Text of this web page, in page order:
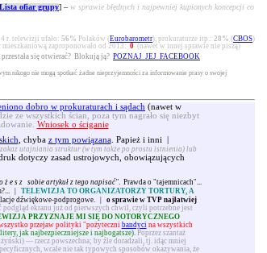
Lista ofiar grupy] – w sprawie błędnych i najpewniej kupionych koncepcji co
r. telewizji ufało: 56% Polaków (Eurobarometr), prokuraturze itp.: 28% (CBOS)
mieszkaniową zaproponowało od 2013: 0 (nawet w innej sprawie nie piszą)
przestała się otwierać? Blokują ją? POZNAJ JEJ FACEBOOK
nikogo nie mogą spotkać żadne nieprzyjemności za informowanie prasy o swojej
dobro w prokuraturach i sądach (nawet w
ze wszystkich ścian, poza tym nagrało się niezbyt
Wniosek o ściganie
, chyba z tym powiązana. Papież i inni |
utajniania struktur (w tym także po prostu istnienia) lub
dotyczy zasad ustrojowych, obowiązujących
sobie artykuł z tego napisać". Prawda o "tajemnicach"...
TELEWIZJA TO ORGANIZATORZY TORTURY, A
dźwiękowe-podprogowe.
o sprawie w TVP najłatwiej
ekranu już od pierwszych chwil, czyli potrzebne jest
PRZYZNAJE MI SIĘ DO NOTORYCZNEGO
przejaw polityki "pożyteczni bandycina wszystkich
jak najbezpieczniejsze i najbogatsze). Poprzez szantaż
— rzecz powszechna; by źle doradzali, tj. idąc mniej
wcale nie tak typowych sposobów okazywania, że